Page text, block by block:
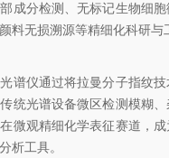
成分检测、无标记生物细
料无损溯源等精细化科研与
仪通过将拉曼分子指纹技
统光谱设备微区检测模糊
微观精细化学表征赛道，
析工具。